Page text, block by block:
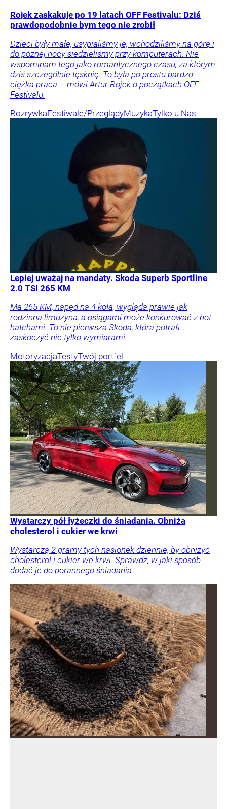
Rojek zaskakuje po 19 latach OFF Festivalu: Dziś
prawdopodobnie bym tego nie zrobił
Dzieci były małe, usypialiśmy je, wchodziliśmy na górę i
do późnej nocy siedzieliśmy przy komputerach. Nie
wspominam tego jako romantycznego czasu, za którym
dziś szczególnie tęsknię. To była po prostu bardzo
ciężka praca – mówi Artur Rojek o początkach OFF
Festivalu.
RozrywkaFestiwale/PrzeglądyMuzykaTylko u Nas
Lepiej uważaj na mandaty. Skoda Superb Sportline
2.0 TSI 265 KM
Ma 265 KM, napęd na 4 koła, wygląda prawie jak
rodzinna limuzyna, a osiągami może konkurować z hot
hatchami. To nie pierwsza Skoda, która potrafi
zaskoczyć nie tylko wymiarami.
MotoryzacjaTestyTwój portfel
Wystarczy pół łyżeczki do śniadania. Obniża
cholesterol i cukier we krwi
Wystarczą 2 gramy tych nasionek dziennie, by obniżyć
cholesterol i cukier we krwi. Sprawdź, w jaki sposób
dodać je do porannego śniadania